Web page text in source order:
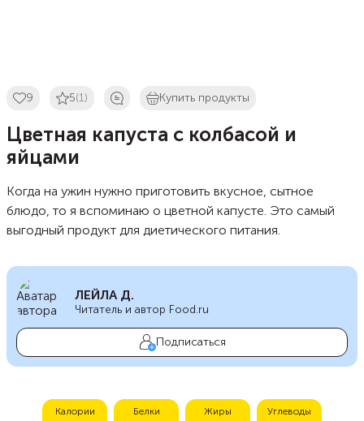
9 5(1) Купить продукты
Цветная капуста с колбасой и
яйцами
Когда на ужин нужно приготовить вкусное, сытное
блюдо, то я вспоминаю о цветной капусте. Это самый
выгодный продукт для диетического питания.
ЛЕЙЛА Д.
Читатель и автор Food.ru
Подписаться
Калории Белки Жиры Углеводы